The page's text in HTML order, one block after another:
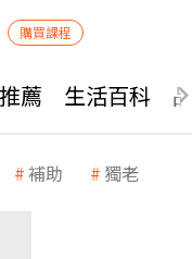
購買課程
薦 生活百科
補助 獨老